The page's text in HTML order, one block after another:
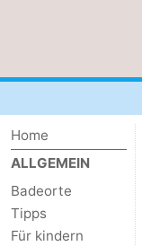
Home
ALLGEMEIN
Badeorte
Tipps
Für kindern